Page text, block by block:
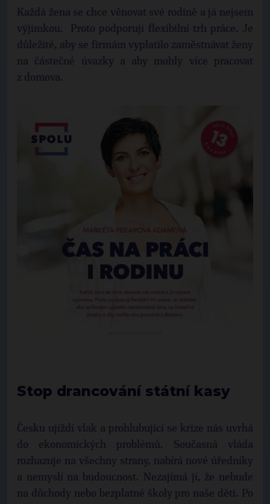
Každá žena se chce věnovat své rodině a já nejsem
výjimkou. Proto podporuji flexibilní trh práce. Je
důležité, aby se firmám vyplatilo zaměstnávat ženy
na částečné úvazky a aby mohly více pracovat
z domova.
Stop drancování státní kasy
Česku ujíždí vlak a prohlubující se krize nás uvrhá
do ekonomických problémů. Současná vláda
rozhazuje na všechny strany, nabírá nové úředníky
a nemyslí na budoucnost. Nezajímá jí, že nebude
na důchody nebo bezplatné školy pro naše děti. Po